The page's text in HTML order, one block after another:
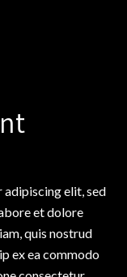
adipiscing elit, sed
et dolore
quis nostrud
ex ea commodo